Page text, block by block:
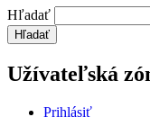
Hľadať
Užívateľská
Prihlásiť